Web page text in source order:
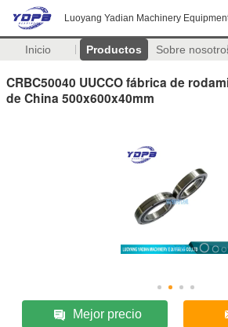
Luoyang Yadian Machinery
Inicio Productos Sobre
CRBC50040 UUCCO fábrica de
de China 500x600x40mm
Mejor precio